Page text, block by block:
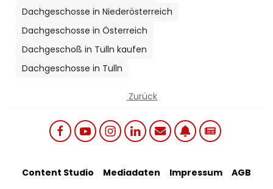
Dachgeschosse in Niederösterreich
Dachgeschosse in Österreich
Dachgeschoß in Tulln kaufen
Dachgeschosse in Tulln
Zurück
Social links menu
Footer Bottom Menu
Content Studio Mediadaten Impressum
AGB